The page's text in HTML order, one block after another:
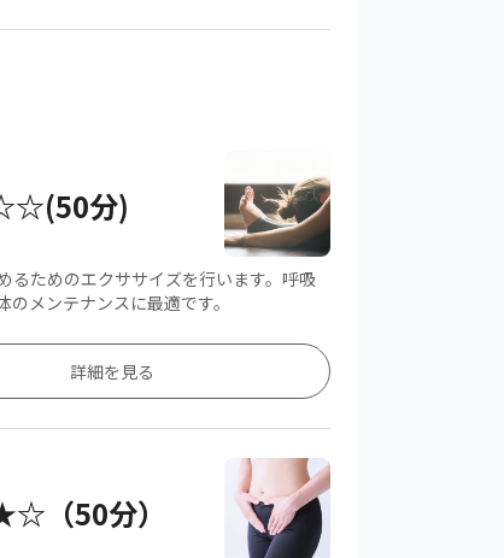
分)
るためのエクササイズを行います。呼吸
メンテナンスに最適です。
詳細を見る
（50分）